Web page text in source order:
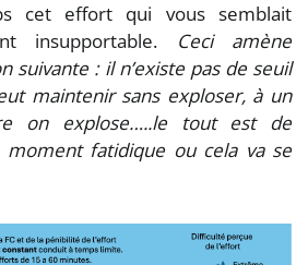
cet effort qui vous semblait
insupportable.
Ceci amène
suivante : il n’existe pas de seuil
maintenir sans exploser, à un
on explose…..le tout est de
fatidique ou cela va se